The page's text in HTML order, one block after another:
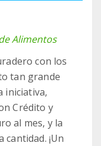
Alimentos
con los
tan grande
iniciativa,
Crédito y
al mes, y la
cantidad. ¡Un